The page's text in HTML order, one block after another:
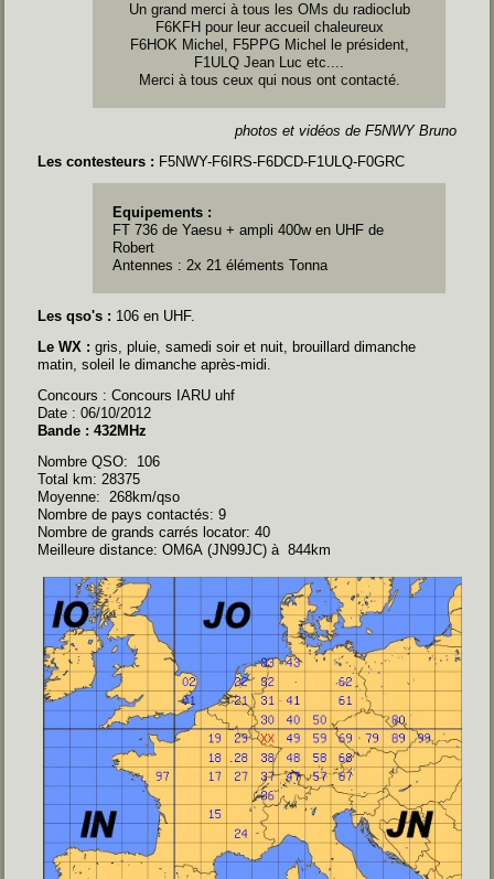
Un grand merci à tous les OMs du radioclub
F6KFH pour leur accueil chaleureux
F6HOK Michel, F5PPG Michel le président,
F1ULQ Jean Luc etc....
Merci à tous ceux qui nous ont contacté.
photos et vidéos de F5NWY Bruno
Les contesteurs : F5NWY-F6IRS-F6DCD-F1ULQ-F0GRC
Equipements :
FT 736 de Yaesu + ampli 400w en UHF de
Robert
Antennes : 2x 21 éléments Tonna
Les qso's : 106 en UHF.
Le WX :gris, pluie, samedi soir et nuit, brouillard dimanche
matin, soleil le dimanche après-midi.
Concours : Concours IARU uhf
Date : 06/10/2012
Bande : 432MHz
Nombre QSO: 106
Total km: 28375
Moyenne: 268km/qso
Nombre de pays contactés: 9
Nombre de grands carrés locator: 40
Meilleure distance: OM6A (JN99JC) à 844km